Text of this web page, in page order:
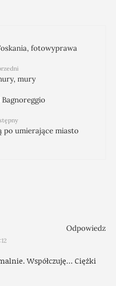
mury
po umierające miasto
Współczuję… Ciężki
Odpowiedz